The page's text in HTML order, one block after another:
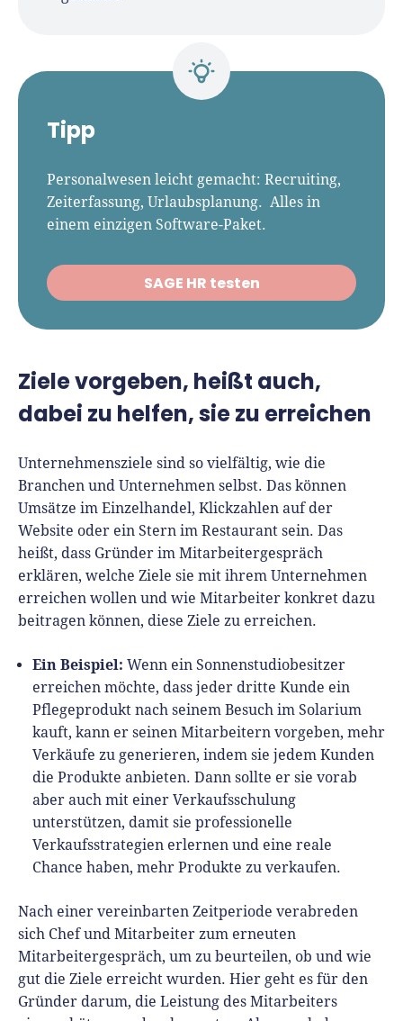
Tipp
Personalwesen leicht gemacht: Recruiting,
Zeiterfassung, Urlaubsplanung. Alles in
einem einzigen Software-Paket.
SAGE HR testen
Ziele vorgeben, heißt auch,
dabei zu helfen, sie zu erreichen
Unternehmensziele sind so vielfältig, wie die
Branchen und Unternehmen selbst. Das können
Umsätze im Einzelhandel, Klickzahlen auf der
Website oder ein Stern im Restaurant sein. Das
heißt, dass Gründer im Mitarbeitergespräch
erklären, welche Ziele sie mit ihrem Unternehmen
erreichen wollen und wie Mitarbeiter konkret dazu
beitragen können, diese Ziele zu erreichen.
Ein Beispiel: Wenn ein Sonnenstudiobesitzer
erreichen möchte, dass jeder dritte Kunde ein
Pflegeprodukt nach seinem Besuch im Solarium
kauft, kann er seinen Mitarbeitern vorgeben, mehr
Verkäufe zu generieren, indem sie jedem Kunden
die Produkte anbieten. Dann sollte er sie vorab
aber auch mit einer Verkaufsschulung
unterstützen, damit sie professionelle
Verkaufsstrategien erlernen und eine reale
Chance haben, mehr Produkte zu verkaufen.
Nach einer vereinbarten Zeitperiode verabreden
sich Chef und Mitarbeiter zum erneuten
Mitarbeitergespräch, um zu beurteilen, ob und wie
gut die Ziele erreicht wurden. Hier geht es für den
Gründer darum, die Leistung des Mitarbeiters